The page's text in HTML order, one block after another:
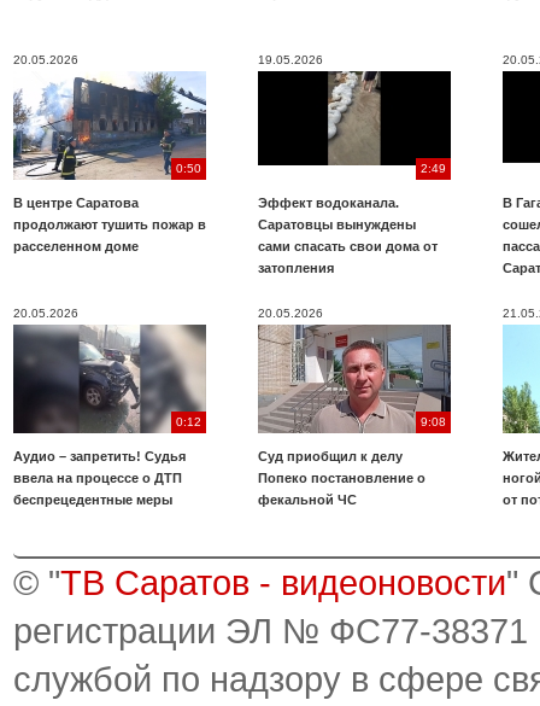
20.05.2026
0:50
В центре Саратова
продолжают тушить пожар в
расселенном доме
19.05.2026
2:49
Эффект водоканала.
Саратовцы вынуждены
сами спасать свои дома от
затопления
В
20.05.2026
0:12
Аудио – запретить! Судья
ввела на процессе о ДТП
беспрецедентные меры
20.05.2026
9:08
Суд приобщил к делу
Попеко постановление о
фекальной ЧС
от
© "ТВ Саратов - видеоновости"
регистрации ЭЛ № ФС77-38371
службой по надзору в сфере